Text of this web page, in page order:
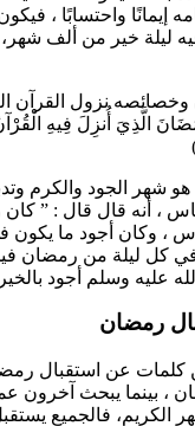
إيمانًا واحتسابًا ،
ليلة خير من ألف
نزول القرآن
الَّذِيَ أُنزِلَ فِيهِ
شهر الجود والكرم
، أنه قال قال : ” كان
، وكان أجود ما
في كل ليلة من رمضان
عليه وسلم أجود
رمضان
عن استقبال
بينما يبحث آخرون
الكريم، فالجميع